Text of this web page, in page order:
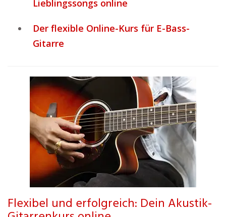
Lieblingssongs online
Der flexible Online-Kurs für E-Bass-
Gitarre
Flexibel und erfolgreich: Dein Akustik-